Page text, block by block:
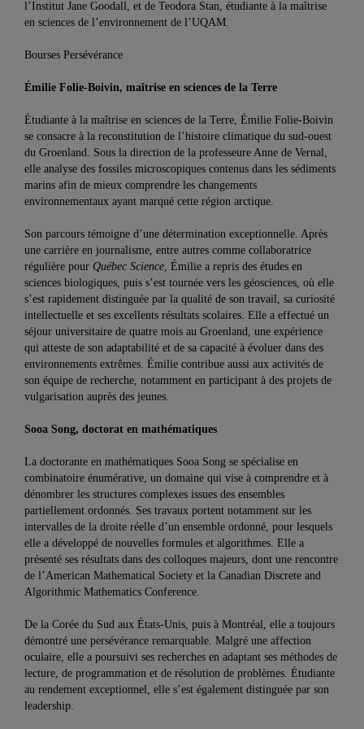
l’Institut Jane Goodall, et de Teodora Stan, étudiante à la maîtrise
en sciences de l’environnement de l’UQAM.
Bourses Persévérance
Émilie Folie-Boivin, maîtrise en sciences de la Terre
Étudiante à la maîtrise en sciences de la Terre, Émilie Folie-Boivin
se consacre à la reconstitution de l’histoire climatique du sud-ouest
du Groenland. Sous la direction de la professeure Anne de Vernal,
elle analyse des fossiles microscopiques contenus dans les sédiments
marins afin de mieux comprendre les changements
environnementaux ayant marqué cette région arctique.
Son parcours témoigne d’une détermination exceptionnelle. Après
une carrière en journalisme, entre autres comme collaboratrice
régulière pour Québec Science , Émilie a repris des études en
sciences biologiques, puis s’est tournée vers les géosciences, où elle
s’est rapidement distinguée par la qualité de son travail, sa curiosité
intellectuelle et ses excellents résultats scolaires. Elle a effectué un
séjour universitaire de quatre mois au Groenland, une expérience
qui atteste de son adaptabilité et de sa capacité à évoluer dans des
environnements extrêmes. Émilie contribue aussi aux activités de
son équipe de recherche, notamment en participant à des projets de
vulgarisation auprès des jeunes.
Sooa Song, doctorat en mathématiques
La doctorante en mathématiques Sooa Song se spécialise en
combinatoire énumérative, un domaine qui vise à comprendre et à
dénombrer les structures complexes issues des ensembles
partiellement ordonnés. Ses travaux portent notamment sur les
intervalles de la droite réelle d’un ensemble ordonné, pour lesquels
elle a développé de nouvelles formules et algorithmes. Elle a
présenté ses résultats dans des colloques majeurs, dont une rencontre
de l’American Mathematical Society et la Canadian Discrete and
Algorithmic Mathematics Conference.
De la Corée du Sud aux États-Unis, puis à Montréal, elle a toujours
démontré une persévérance remarquable. Malgré une affection
oculaire, elle a poursuivi ses recherches en adaptant ses méthodes de
lecture, de programmation et de résolution de problèmes. Étudiante
au rendement exceptionnel, elle s’est également distinguée par son
leadership.